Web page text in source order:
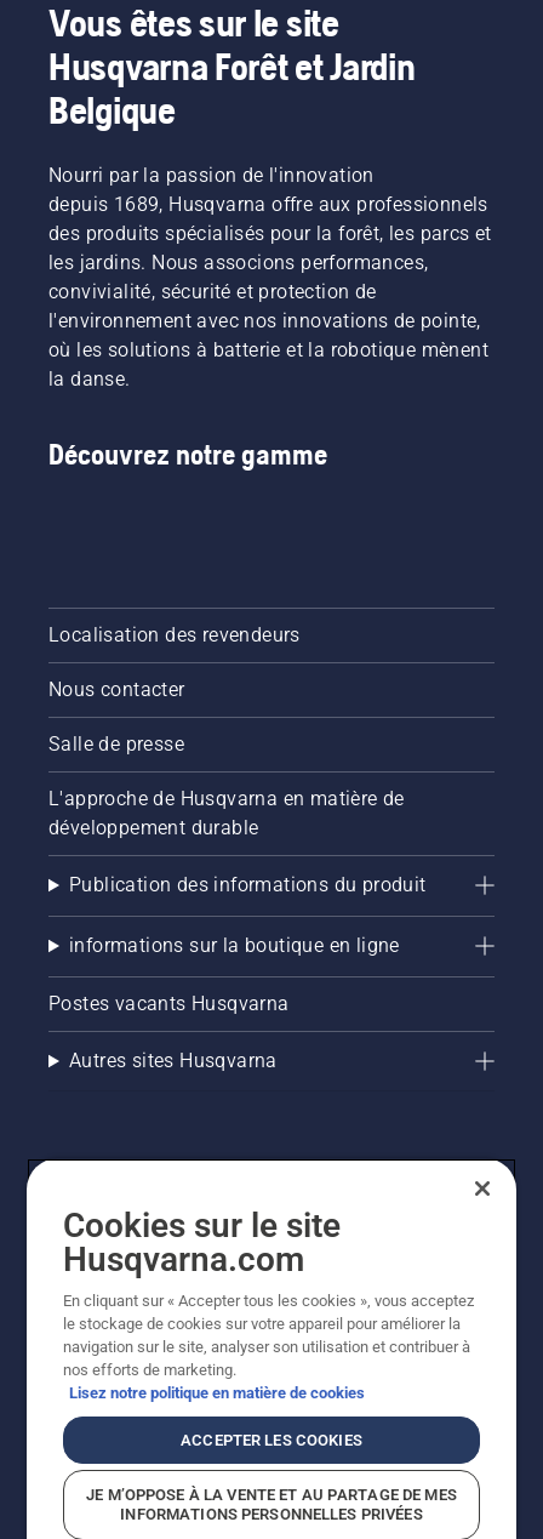
Vous êtes sur le site
Husqvarna Forêt et Jardin
Belgique
Nourri par la passion de l'innovation
depuis 1689, Husqvarna offre aux professionnels
des produits spécialisés pour la forêt, les parcs et
les jardins. Nous associons performances,
convivialité, sécurité et protection de
l'environnement avec nos innovations de pointe,
où les solutions à batterie et la robotique mènent
la danse.
Découvrez notre gamme
Localisation des revendeurs
Nous contacter
Salle de presse
L'approche de Husqvarna en matière de
développement durable
Publication des informations du produit
informations sur la boutique en ligne
Postes vacants Husqvarna
Autres sites Husqvarna
© Husqvarna AB (publ). Tous droits réservés. Les prix
indiqués sont des prix de vente conseillés. Tous les prix
indiqués sont des prix de vente recommandés (TVA
incluse), sauf si le produit est disponible pour un achat
direct.
Politique relative aux cookiesConditions d'utilisation
Cookies sur le site
Husqvarna.com
En cliquant sur « Accepter tous les cookies », vous acceptez
le stockage de cookies sur votre appareil pour améliorer la
navigation sur le site, analyser son utilisation et contribuer à
nos efforts de marketing.
Lisez notre politique en matière de cookies
ACCEPTER LES COOKIES
JE M’OPPOSE À LA VENTE ET AU PARTAGE DE MES
INFORMATIONS PERSONNELLES PRIVÉES